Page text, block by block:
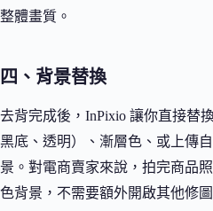
整體畫質。
四、背景替換
去背完成後，InPixio 讓你直接替
黑底、透明）、漸層色、或上傳
景。對電商賣家來說，拍完商品
色背景，不需要額外開啟其他修圖